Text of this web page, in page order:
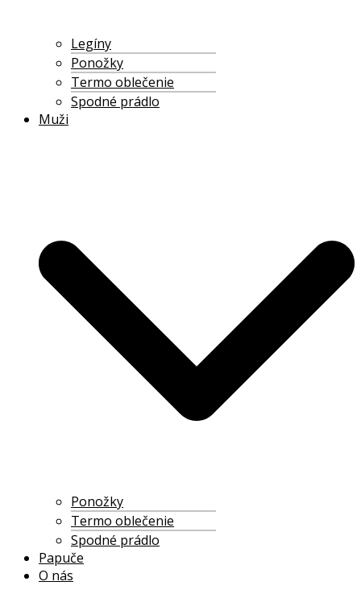
Legíny
Ponožky
Termo oblečenie
Spodné prádlo
Muži
Ponožky
Termo oblečenie
Spodné prádlo
Papuče
O nás